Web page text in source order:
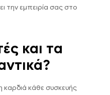
την εμπειρία σας στο
και τα
καρδιά κάθε συσκευής